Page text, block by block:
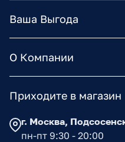
Ваша Выгода
О Компании
Приходите в магазин
г. Москва,
пн-пт 9:30 - 20:00